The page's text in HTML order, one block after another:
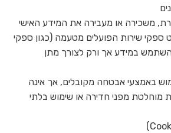
משכירה או מעבירה את המידע האישי
ספקי שירות הפועלים מטעמה (כגון ספקי
במידע אך ורק לצורך מתן
באמצעי אבטחה מקובלים, אך אינה
מוחלטת מפני חדירה או שימוש בלתי